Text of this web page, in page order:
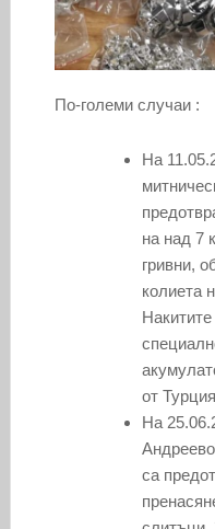
По-големи случаи :
На
на над 7
гривни,
колиета
от
На
са